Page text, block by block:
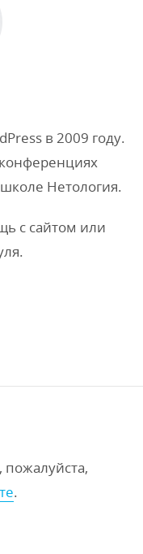
в 2009 году.
Нетология.
с сайтом или
.